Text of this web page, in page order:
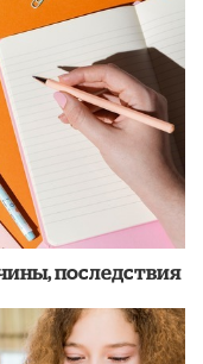
последствия